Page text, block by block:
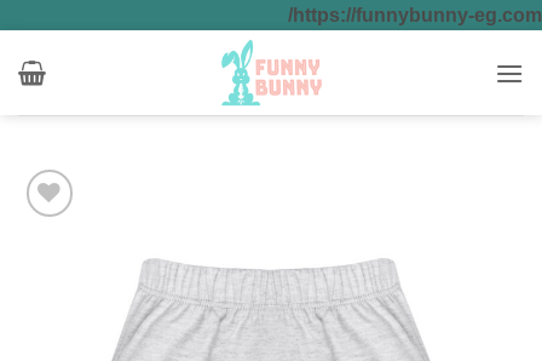
https://funnybunny-eg.com/
للمحتوى